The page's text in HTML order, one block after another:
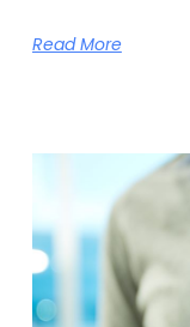
Read More